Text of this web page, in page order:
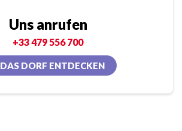
Uns anrufen
+33 479 556 700
DAS DORF ENTDECKEN